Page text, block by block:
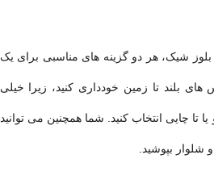
شیک، هر دو گزینه های مناسبی برای یک
بلند تا زمین خودداری کنید، زیرا خیلی
تا چایی انتخاب کنید. شما همچنین می توانید
بپوشید.